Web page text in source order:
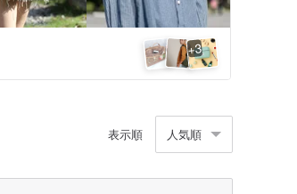
+3
表示順 人気順